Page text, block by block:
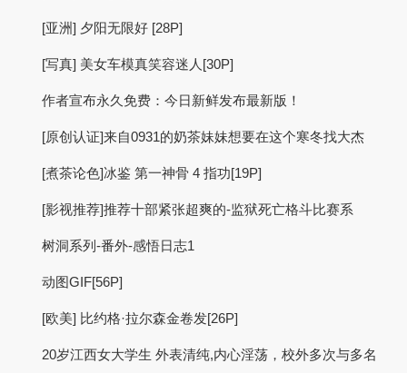
[亚洲] 夕阳无限好 [28P]
[写真] 美女车模真笑容迷人[30P]
作者宣布永久免费：今日新鲜发布最新版！
[原创认证]来自0931的奶茶妹妹想要在这个寒冬找大杰
[煮茶论色]冰鉴 第一神骨 4 指功[19P]
[影视推荐]推荐十部紧张超爽的-监狱死亡格斗比赛系
树洞系列-番外-感悟日志1
动图GIF[56P]
[欧美] 比约格·拉尔森金卷发[26P]
20岁江西女大学生 外表清纯,内心淫荡，校外多次与多名